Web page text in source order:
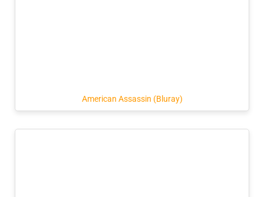
American Assassin (Bluray)